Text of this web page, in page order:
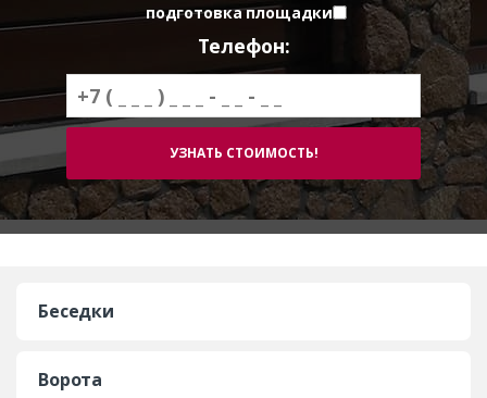
подготовка площадки
Телефон:
Беседки
Ворота